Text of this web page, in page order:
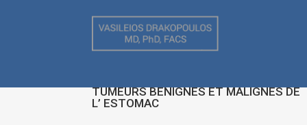
TUMEURS BÉNIGNES ET MALIGNES DE
L’ ESTOMAC